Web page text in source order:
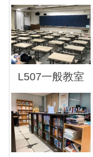
L507一般教室